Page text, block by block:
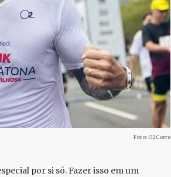
Foto: O2Corre
por si só. Fazer isso em um